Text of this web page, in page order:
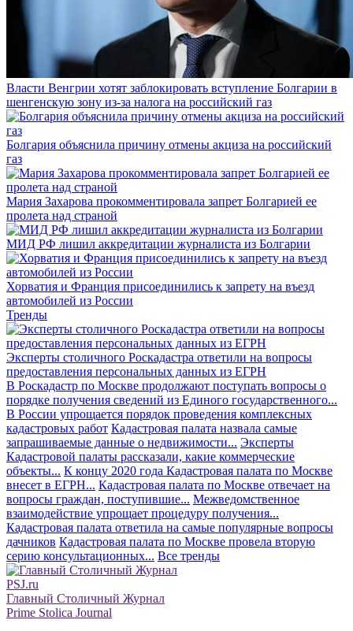
Власти Венгрии хотят заблокировать вступление Болгарии в
шенгенскую зону из-за налога на российский газ
Болгария объяснила причину отмены акциза на российский
газ
Мария Захарова прокомментировала запрет Болгарией ее
пролета над страной
МИД РФ лишил аккредитации журналиста из Болгарии
Хорватия и Франция присоединились к запрету на въезд
автомобилей из России
Тренды
Эксперты столичного Роскадастра ответили на вопросы
предоставления персональных данных из ЕГРН
В Роскадастр по Москве продолжают поступать вопросы о
порядке получения сведений из Единого государственного...
В России упрощается порядок проведения комплексных
кадастровых работ Кадастровая палата назвала самые
запрашиваемые данные о недвижимости... Эксперты
Кадастровой палаты рассказали, какие коммерческие
объекты... К концу 2020 года Кадастровая палата по Москве
внесет в ЕГРН... Кадастровая палата по Москве отвечает на
вопросы граждан, поступившие... Межведомственное
взаимодействие упрощает процедуру получения...
Кадастровая палата ответила на самые популярные вопросы
дачников Кадастровая палата по Москве провела вторую
серию консультационных... Все тренды
PSJ.ru
Главный Столичный Журнал
Prime Stolica Journal